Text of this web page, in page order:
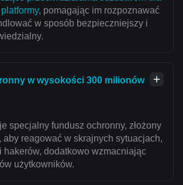
, pomagając im rozpoznawać
w sposób bezpieczniejszy i
w wysokości 300 milionów
specjalny fundusz ochronny, złożony
aby reagować w skrajnych sytuacjach,
hakerów, dodatkowo wzmacniając
użytkowników.